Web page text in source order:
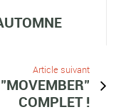
Article suivant
COMPLET !